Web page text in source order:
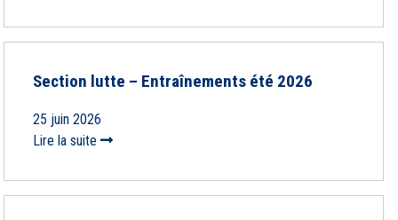
Section lutte – Entraînements été 2026
25 juin 2026
Lire la suite